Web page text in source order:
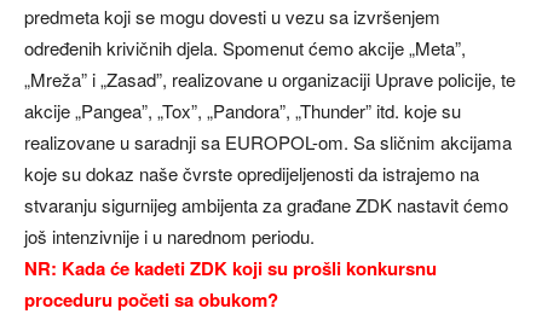
predmeta koji se mogu dovesti u vezu sa izvršenjem
određenih krivičnih djela. Spomenut ćemo akcije „Meta”,
„Mreža” i „Zasad”, realizovane u organizaciji Uprave policije, te
akcije „Pangea”, „Tox”, „Pandora”, „Thunder” itd. koje su
realizovane u saradnji sa EUROPOL-om. Sa sličnim akcijama
koje su dokaz naše čvrste opredijeljenosti da istrajemo na
stvaranju sigurnijeg ambijenta za građane ZDK nastavit ćemo
još intenzivnije i u narednom periodu.
NR: Kada će kadeti ZDK koji su prošli konkursnu
proceduru početi sa obukom?